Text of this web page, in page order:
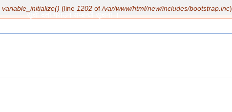
सूची दर्ता गराउने सम्बन्धी सूचना ।
variable_initialize() (line 1202 of/var/www/html/new/includes/bootstrap.inc).